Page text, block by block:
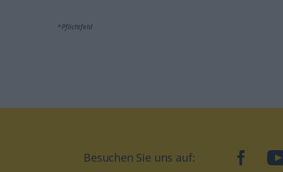
*Pflichtfeld
Besuchen Sie uns auf: facebook